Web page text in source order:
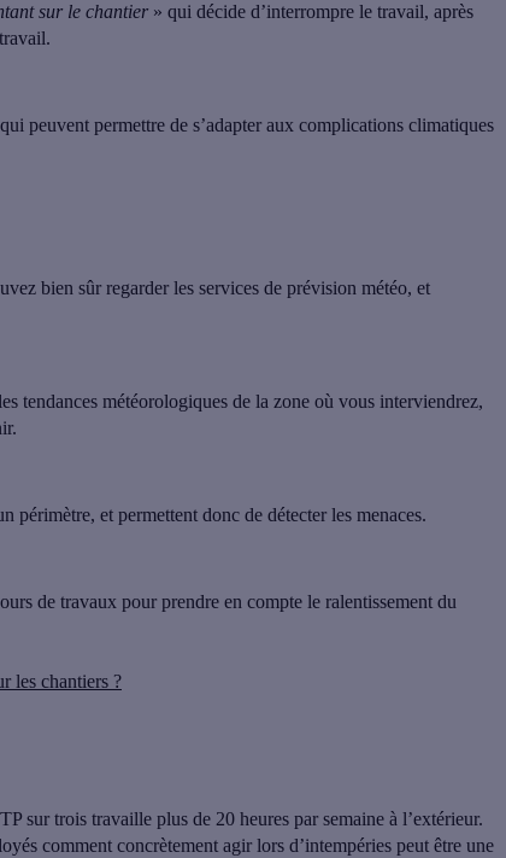
sur le chantier » qui décide d’interrompre le travail, après
peuvent permettre de s’adapter aux complications climatiques
bien sûr regarder les services de prévision météo, et
tendances météorologiques de la zone où vous interviendrez,
périmètre, et permettent donc de détecter les menaces.
de travaux pour prendre en compte le ralentissement du
les chantiers ?
sur trois travaille plus de 20 heures par semaine à l’extérieur.
comment concrètement agir lors d’intempéries peut être une